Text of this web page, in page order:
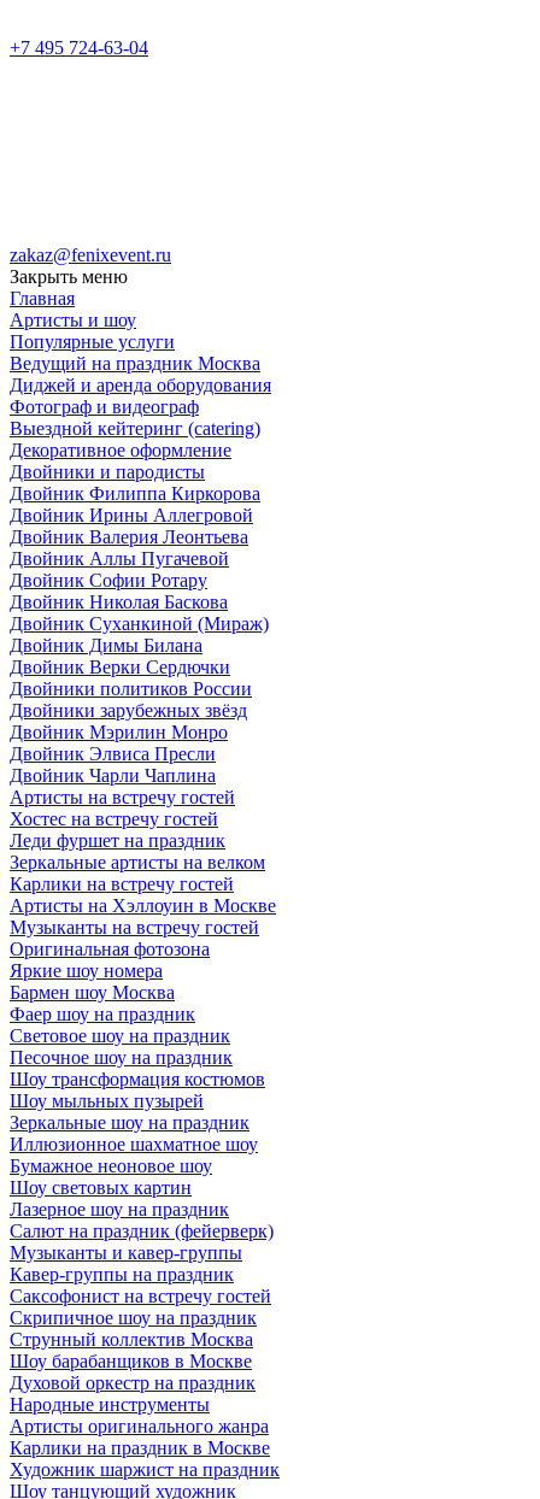
+7 495 724-63-04
zakaz@fenixevent.ru
Закрыть меню
Главная
Артисты и шоу
Популярные услуги
Ведущий на праздник Москва
Диджей и аренда оборудования
Фотограф и видеограф
Выездной кейтеринг (catering)
Декоративное оформление
Двойники и пародисты
Двойник Филиппа Киркорова
Двойник Ирины Аллегровой
Двойник Валерия Леонтьева
Двойник Аллы Пугачевой
Двойник Софии Ротару
Двойник Николая Баскова
Двойник Суханкиной (Мираж)
Двойник Димы Билана
Двойник Верки Сердючки
Двойники политиков России
Двойники зарубежных звёзд
Двойник Мэрилин Монро
Двойник Элвиса Пресли
Двойник Чарли Чаплина
Артисты на встречу гостей
Хостес на встречу гостей
Леди фуршет на праздник
Зеркальные артисты на велком
Карлики на встречу гостей
Артисты на Хэллоуин в Москве
Музыканты на встречу гостей
Оригинальная фотозона
Яркие шоу номера
Бармен шоу Москва
Фаер шоу на праздник
Световое шоу на праздник
Песочное шоу на праздник
Шоу трансформация костюмов
Шоу мыльных пузырей
Зеркальные шоу на праздник
Иллюзионное шахматное шоу
Бумажное неоновое шоу
Шоу световых картин
Лазерное шоу на праздник
Салют на праздник (фейерверк)
Музыканты и кавер-группы
Кавер-группы на праздник
Саксофонист на встречу гостей
Скрипичное шоу на праздник
Струнный коллектив Москва
Шоу барабанщиков в Москве
Духовой оркестр на праздник
Народные инструменты
Артисты оригинального жанра
Карлики на праздник в Москве
Художник шаржист на праздник
Шоу танцующий художник